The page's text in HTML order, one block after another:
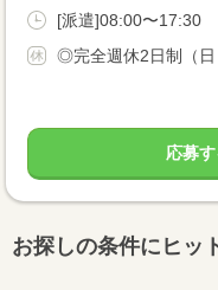
[派遣]08:00〜17:30
応募す
お探しの条件にヒッ